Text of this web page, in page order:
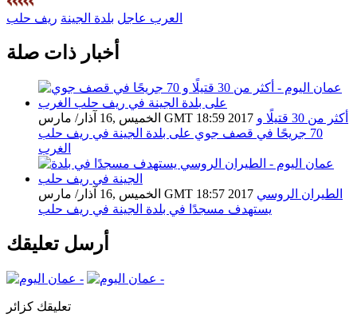
العرب عاجل بلدة الجينة ريف حلب
أخبار ذات صلة
الخميس ,16 آذار/ مارس GMT 18:59 2017 أكثر من 30 قتيلًا و
70 جريحًا في قصف جوي على بلدة الجينة في ريف حلب
الغرب
الخميس ,16 آذار/ مارس GMT 18:57 2017 الطيران الروسي
يستهدف مسجدًا في بلدة الجينة في ريف حلب
أرسل تعليقك
تعليقك كزائر